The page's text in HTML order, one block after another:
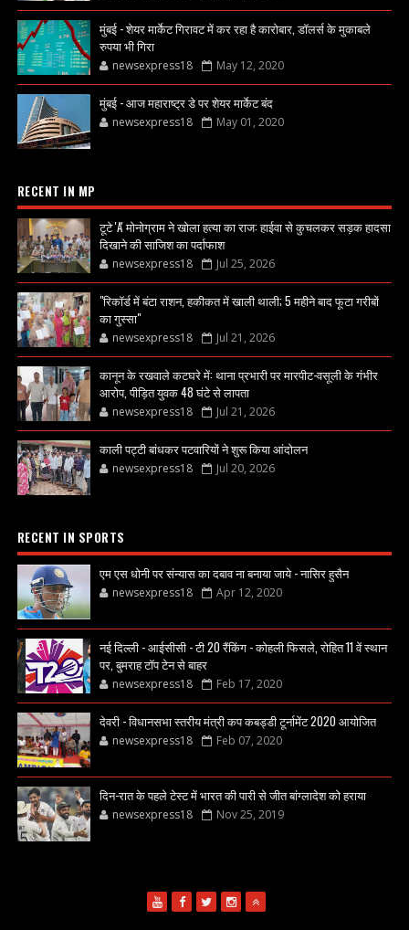
मुंबई - शेयर मार्केट गिरावट में कर रहा है कारोबार, डॉलर्स के मुकाबले
रुपया भी गिरा
newsexpress18 May 12, 2020
मुंबई - आज महाराष्ट्र डे पर शेयर मार्केट बंद
newsexpress18 May 01, 2020
RECENT IN MP
टूटे 'A' मोनोग्राम ने खोला हत्या का राज: हाईवा से कुचलकर सड़क हादसा
दिखाने की साजिश का पर्दाफाश
newsexpress18 Jul 25, 2026
"रिकॉर्ड में बंटा राशन, हकीकत में खाली थाली; 5 महीने बाद फूटा गरीबों
का गुस्सा"
newsexpress18 Jul 21, 2026
कानून के रखवाले कटघरे में: थाना प्रभारी पर मारपीट-वसूली के गंभीर
आरोप, पीड़ित युवक 48 घंटे से लापता
newsexpress18 Jul 21, 2026
काली पट्टी बांधकर पटवारियों ने शुरू किया आंदोलन
newsexpress18 Jul 20, 2026
RECENT IN SPORTS
एम एस धोनी पर संन्यास का दबाव ना बनाया जाये - नासिर हुसैन
newsexpress18 Apr 12, 2020
नई दिल्ली - आईसीसी - टी 20 रैंकिंग - कोहली फिसले, रोहित 11 वें स्थान
पर, बुमराह टॉप टेन से बाहर
newsexpress18 Feb 17, 2020
देवरी - विधानसभा स्तरीय मंत्री कप कबड्डी टूर्नामेंट 2020 आयोजित
newsexpress18 Feb 07, 2020
दिन-रात के पहले टेस्ट में भारत की पारी से जीत बांग्लादेश को हराया
newsexpress18 Nov 25, 2019